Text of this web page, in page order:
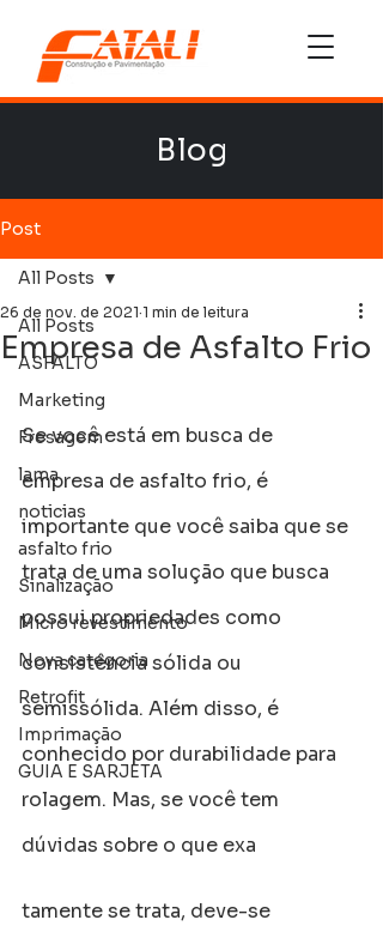
Blog
Post
All Posts
ASFALTO
Marketing
Fresagem
lama
noticias
asfalto frio
Sinalização
Micro revestimento
Nova categoria
Retrofit
Imprimação
GUIA E SARJETA
All Posts
Empresa de Asfalto Frio
26 de nov. de 2021 1 min de leitura
Se você está em busca de
empresa de asfalto frio, é
importante que você saiba que se
trata de uma solução que busca
possui propriedades como
consistência sólida ou
semissólida. Além disso, é
conhecido por durabilidade para
rolagem. Mas, se você tem
dúvidas sobre o que exa
tamente se trata, deve-se